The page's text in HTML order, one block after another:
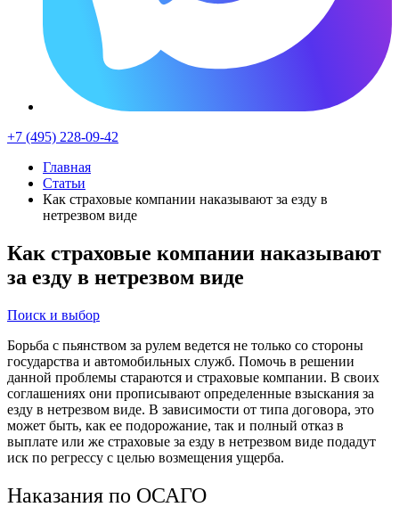
+7 (495) 228-09-42
Главная
Статьи
Как страховые компании наказывают за езду в
нетрезвом виде
Как страховые компании наказывают
за езду в нетрезвом виде
Поиск и выбор
Борьба с пьянством за рулем ведется не только со стороны
государства и автомобильных служб. Помочь в решении
данной проблемы стараются и страховые компании. В своих
соглашениях они прописывают определенные взыскания за
езду в нетрезвом виде. В зависимости от типа договора, это
может быть, как ее подорожание, так и полный отказ в
выплате или же страховые за езду в нетрезвом виде подадут
иск по регрессу с целью возмещения ущерба.
Наказания по ОСАГО